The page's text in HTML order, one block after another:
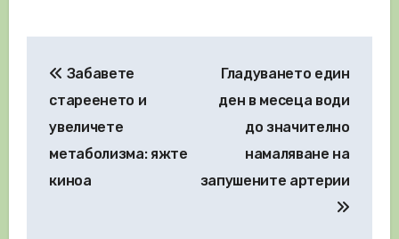
Забавете
стареенето и
увеличете
метаболизма: яжте
киноа
Гладуването един
ден в месеца води
до значително
намаляване на
запушените артерии